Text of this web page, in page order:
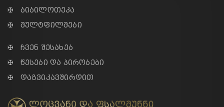
✠ ბიბილოთეკა
✠ მულტფილმები
✠ ჩვენ შესახებ
✠ წესები და პირობები
✠ დაგვიკავშირდით